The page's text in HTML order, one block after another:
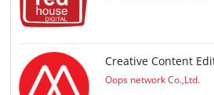
Creative Content
Oops network Co.,Ltd.